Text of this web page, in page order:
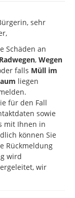
sehr
Schäden an
,Wegen
falls Müll im
liegen
für den Fall
sowie
mit Ihnen in
können Sie
Rückmeldung
wird
wir